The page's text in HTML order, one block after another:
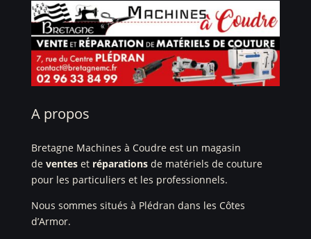
A propos
Bretagne Machines à Coudre est un magasin
de ventes et réparations de matériels de couture
pour les particuliers et les professionnels.
Nous sommes situés à Plédran dans les Côtes
d’Armor.